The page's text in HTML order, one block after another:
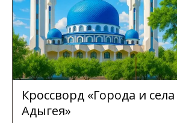
Кроссворд «Города и
Адыгея»